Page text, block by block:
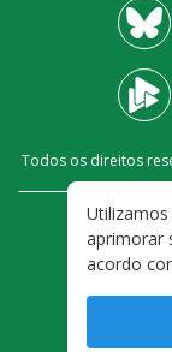
Todos os direitos
aprimorar
acordo